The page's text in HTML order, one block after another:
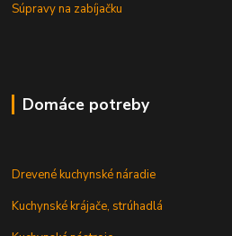
Súpravy na zabíjačku
Domáce potreby
Drevené kuchynské náradie
Kuchynské krájače, strúhadlá